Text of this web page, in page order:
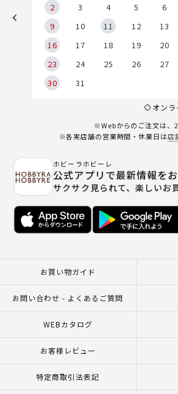
2
3 4 5 6
9
10 11 12 13
16
17 18 19 20
23
24 25 26 27
30
31
オン
※Webからのご注文は、
※各実店舗の営業時間・休業日は店
ホビーラホビーレ
公式アプリで最新情報をお
サクサク見られて、楽しいお
お買い物ガイド
お問い合わせ - よくあるご質問
WEBカタログ
お客様レビュー
特定商取引法表記